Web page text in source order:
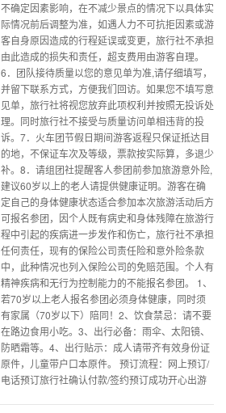
不确定因素影响，在不减少景点的情况下以具体实
际情况前后调整为准，如遇人力不可抗拒因素或游
客自身原因造成的行程延误或变更，旅行社不承担
由此造成的损失和责任，超支费用由游客自理。
6．团队接待质量以您的意见单为准,请仔细填写，
并留下联系方式，方便我们回访。如果您不填写意
见单，旅行社将视您放弃此项权利并按照无投诉处
理。同时旅行社不接受与质量访问单相违背的投
诉。7．火车团节假日期间游客返程只保证抵达目
的地，不保证车次及等级，票款按实际算，多退少
补。8．请组团社提醒客人参团前参加旅游意外险,
建议60岁以上的老人请提供健康证明。游客在确
定自己的身体健康状态适合参加本次旅游活动后方
可报名参团，因个人既有病史和身体残障在旅游行
程中引起的疾病进一步发作和伤亡，旅行社不承担
任何责任，现有的保险公司责任险和意外险条款
中，此种情况也列入保险公司的免赔范围。个人有
精神疾病和无行为控制能力的不能报名参团。 1、
若70岁以上老人报名参团必须身体健康，同时须
有家属（70岁以下）陪同！2、饮食禁忌：请不要
在路边食用小吃。3、出行必备：雨伞、太阳镜、
防晒霜等。4、出行贴示：成人请带齐有效身份证
原件，儿童带户口本原件。 预订流程：网上预订/
电话预订旅行社确认付款/签约预订成功开心出游